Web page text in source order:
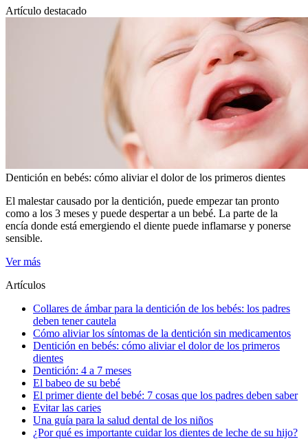
Artículo destacado
Dentición en bebés: cómo aliviar el dolor de los primeros dientes
El malestar causado por la dentición, puede empezar tan pronto
como a los 3 meses y puede despertar a un bebé. La parte de la
encía donde está emergiendo el diente puede inflamarse y ponerse
sensible.
Ver más
Artículos
Collares de ámbar para la dentición de los bebés: los padres
deben tener cautela
Cómo aliviar los síntomas de la dentición sin medicamentos
Dentición en bebés: cómo aliviar el dolor de los primeros
dientes
Dentición: 4 a 7 meses
El babeo de su bebé
El primer diente del bebé: 7 cosas que los padres deben saber
Evitar las caries
Una guía para la salud dental de los niños
¿Por qué es importante cuidar los dientes de leche de su hijo?